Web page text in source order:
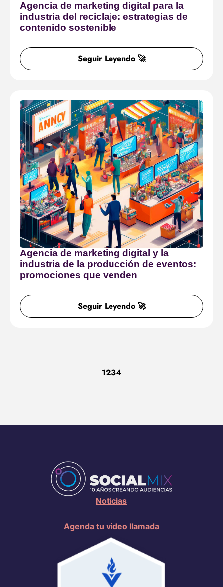
Agencia de marketing digital para la
industria del reciclaje: estrategias de
contenido sostenible
Seguir Leyendo 🚀
Agencia de marketing digital y la
industria de la producción de eventos:
promociones que venden
Seguir Leyendo 🚀
1234
Noticias
Agenda tu video llamada